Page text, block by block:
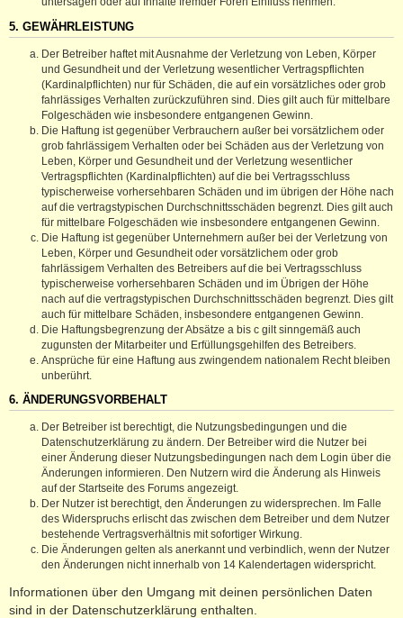
5. GEWÄHRLEISTUNG
Der Betreiber haftet mit Ausnahme der Verletzung von Leben, Körper
und Gesundheit und der Verletzung wesentlicher Vertragspflichten
(Kardinalpflichten) nur für Schäden, die auf ein vorsätzliches oder grob
fahrlässiges Verhalten zurückzuführen sind. Dies gilt auch für mittelbare
Folgeschäden wie insbesondere entgangenen Gewinn.
Die Haftung ist gegenüber Verbrauchern außer bei vorsätzlichem oder
grob fahrlässigem Verhalten oder bei Schäden aus der Verletzung von
Leben, Körper und Gesundheit und der Verletzung wesentlicher
Vertragspflichten (Kardinalpflichten) auf die bei Vertragsschluss
typischerweise vorhersehbaren Schäden und im übrigen der Höhe nach
auf die vertragstypischen Durchschnittsschäden begrenzt. Dies gilt auch
für mittelbare Folgeschäden wie insbesondere entgangenen Gewinn.
Die Haftung ist gegenüber Unternehmern außer bei der Verletzung von
Leben, Körper und Gesundheit oder vorsätzlichem oder grob
fahrlässigem Verhalten des Betreibers auf die bei Vertragsschluss
typischerweise vorhersehbaren Schäden und im Übrigen der Höhe
nach auf die vertragstypischen Durchschnittsschäden begrenzt. Dies gilt
auch für mittelbare Schäden, insbesondere entgangenen Gewinn.
Die Haftungsbegrenzung der Absätze a bis c gilt sinngemäß auch
zugunsten der Mitarbeiter und Erfüllungsgehilfen des Betreibers.
Ansprüche für eine Haftung aus zwingendem nationalem Recht bleiben
unberührt.
6. ÄNDERUNGSVORBEHALT
Der Betreiber ist berechtigt, die Nutzungsbedingungen und die
Datenschutzerklärung zu ändern. Der Betreiber wird die Nutzer bei
einer Änderung dieser Nutzungsbedingungen nach dem Login über die
Änderungen informieren. Den Nutzern wird die Änderung als Hinweis
auf der Startseite des Forums angezeigt.
Der Nutzer ist berechtigt, den Änderungen zu widersprechen. Im Falle
des Widerspruchs erlischt das zwischen dem Betreiber und dem Nutzer
bestehende Vertragsverhältnis mit sofortiger Wirkung.
Die Änderungen gelten als anerkannt und verbindlich, wenn der Nutzer
den Änderungen nicht innerhalb von 14 Kalendertagen widerspricht.
Informationen über den Umgang mit deinen persönlichen Daten
sind in der Datenschutzerklärung enthalten.